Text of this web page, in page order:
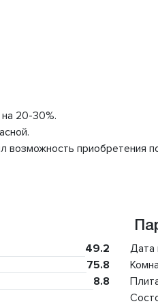
стоимости на 20-30%.
безопасной.
возможность
49.2
75.8
8.8
Дата